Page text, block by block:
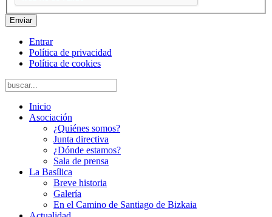
Enviar
Entrar
Política de privacidad
Política de cookies
Inicio
Asociación
¿Quiénes somos?
Junta directiva
¿Dónde estamos?
Sala de prensa
La Basílica
Breve historia
Galería
En el Camino de Santiago de Bizkaia